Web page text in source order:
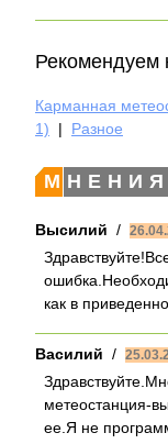
Рекомендуем
Карманная
1)
| Разное
Высилий /
как в
Василий /
метеостанция-
ее.Я не